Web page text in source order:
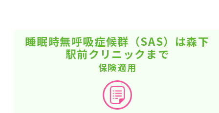
睡眠時無呼吸症候群（SAS）は森下
駅前クリニックまで
保険適用